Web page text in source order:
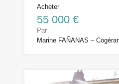
Acheter
55 000 €
Par
Marine FAÑANAS –